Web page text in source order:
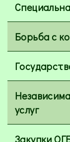
Борьба с
услуг
Закупки